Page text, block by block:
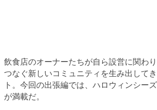
飲食店のオーナーたちが自ら設営に関わ
つなぐ新しいコミュニティを生み出して
ト。今回の出張編では、ハロウィンシー
が満載だ。